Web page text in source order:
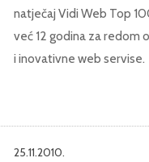
natječaj Vidi Web Top
već 12 godina za redom
i inovativne web servise.
25.11.2010.